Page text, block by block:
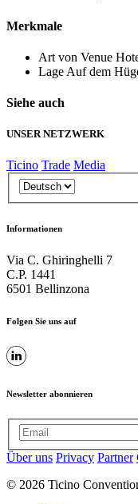
Merkmale
Art von Venue
Lage Auf dem
Siehe auch
UNSER NETZWERK
Ticino Trade Media
Informationen
Via C. Ghiringhelli 7
C.P. 1441
6501 Bellinzona
Folgen Sie uns auf
Newsletter abonnieren
Über uns Privacy Partner
© 2026 Ticino